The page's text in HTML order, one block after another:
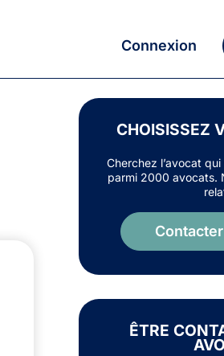
Connexion
CHOISISSEZ
Cherchez l’avocat
parmi 2000 avocats.
ÊTRE